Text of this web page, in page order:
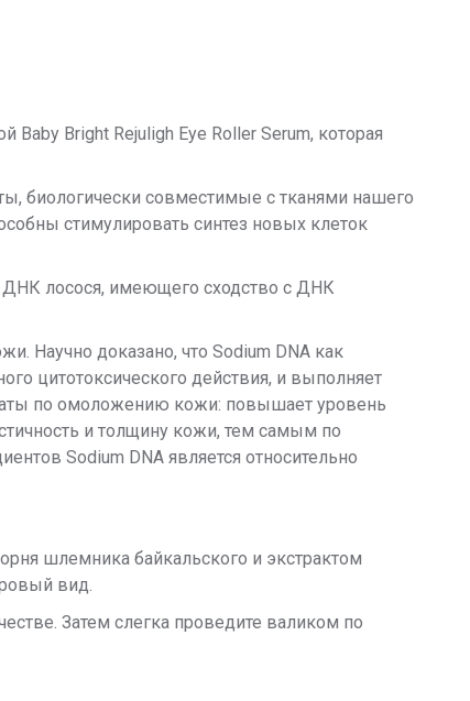
Bright Rejuligh Eye Roller Serum, которая
биологически совместимые с тканями нашего
стимулировать синтез новых клеток
лосося, имеющего сходство с ДНК
Научно доказано, что Sodium DNA как
цитотоксического действия, и выполняет
по омоложению кожи: повышает уровень
и толщину кожи, тем самым по
Sodium DNA является относительно
шлемника байкальского и экстрактом
вид.
Затем слегка проведите валиком по